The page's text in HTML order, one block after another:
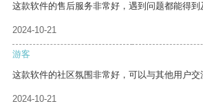
这款软件的售后服务非常好，遇到问题都能得到
2024-10-21
游客
这款软件的社区氛围非常好，可以与其他用户交
2024-10-21